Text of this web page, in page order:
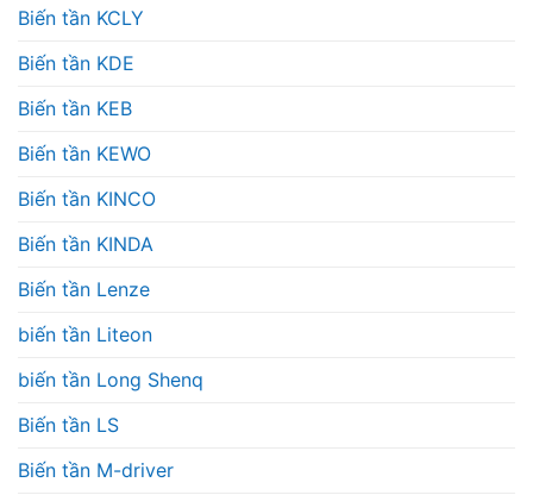
Biến tần KCLY
Biến tần KDE
Biến tần KEB
Biến tần KEWO
Biến tần KINCO
Biến tần KINDA
Biến tần Lenze
biến tần Liteon
biến tần Long Shenq
Biến tần LS
Biến tần M-driver